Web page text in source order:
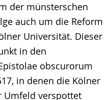
der münsterschen
auch um die Reform
Universität. Dieser
in den
obscurorum
in denen die Kölner
Umfeld verspottet